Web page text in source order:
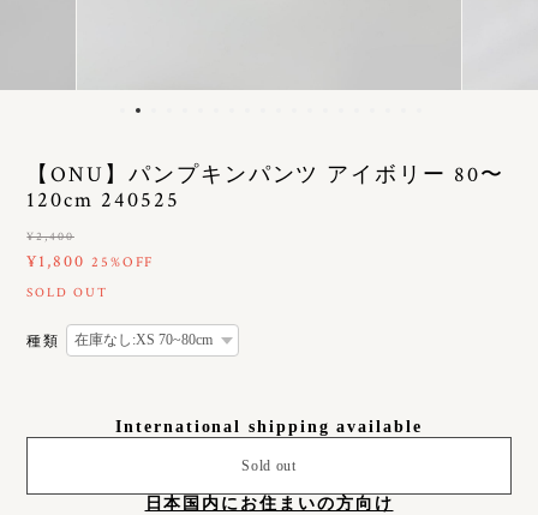
【ONU】パンプキンパンツ アイボリー 80〜
120cm 240525
¥2,400
¥1,800 25%OFF
SOLD OUT
種類
International shipping available
Sold out
日本国内にお住まいの方向け